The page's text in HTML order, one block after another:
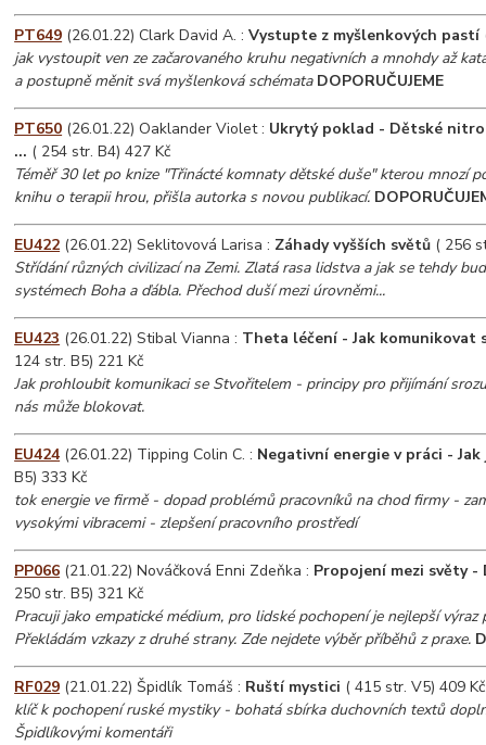
PT649 (26.01.22) Clark David A. :Vystupte z myšlenkových pastí
jak vystoupit ven ze začarovaného kruhu negativních a mnohdy až
a postupně měnit svá myšlenková schémata DOPORUČUJEME
PT650 (26.01.22) Oaklander Violet : Ukrytý poklad - Dětské
... ( 254 str. B4) 427 Kč
Téměř 30 let po knize "Třinácté komnaty dětské duše" kterou mnozí
knihu o terapii hrou, přišla autorka s novou publikací.
EU422 (26.01.22) Seklitovová Larisa : Záhady vyšších světů ( 256
Střídání různých civilizací na Zemi. Zlatá rasa lidstva a jak se tehdy
systémech Boha a ďábla. Přechod duší mezi úrovněmi...
EU423 (26.01.22) Stibal Vianna : Theta léčení - Jak komunikovat
124 str. B5) 221 Kč
Jak prohloubit komunikaci se Stvořitelem - principy pro přijímání
nás může blokovat.
EU424 (26.01.22) Tipping Colin C. : Negativní energie v práci -
B5) 333 Kč
tok energie ve firmě - dopad problémů pracovníků na chod firmy -
vysokými vibracemi - zlepšení pracovního prostředí
PP066 (21.01.22) Nováčková Enni Zdeňka : Propojení mezi světy -
250 str. B5) 321 Kč
Pracuji jako empatické médium, pro lidské pochopení je nejlepší výraz
Překládám vzkazy z druhé strany. Zde nejdete výběr příběhů z praxe.
RF029 (21.01.22) Špidlík Tomáš : Ruští mystici ( 415 str. V5) 409 Kč
klíč k pochopení ruské mystiky - bohatá sbírka duchovních textů
Špidlíkovými komentáři